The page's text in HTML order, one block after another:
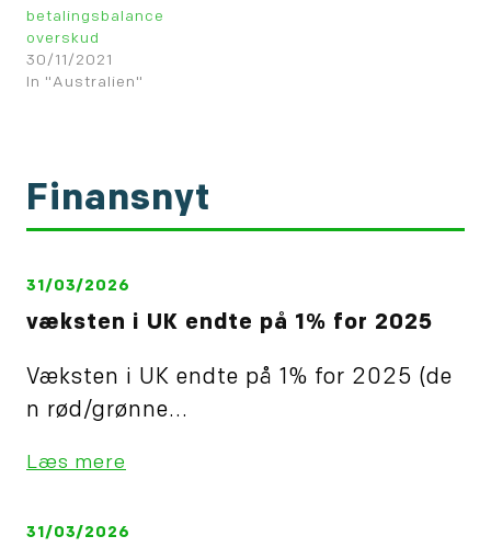
betalingsbalance
overskud
30/11/2021
In "Australien"
Finansnyt
31/03/2026
væksten i UK endte på 1% for 2025
Væksten i UK endte på 1% for 2025 (de
n rød/grønne...
Læs mere
31/03/2026